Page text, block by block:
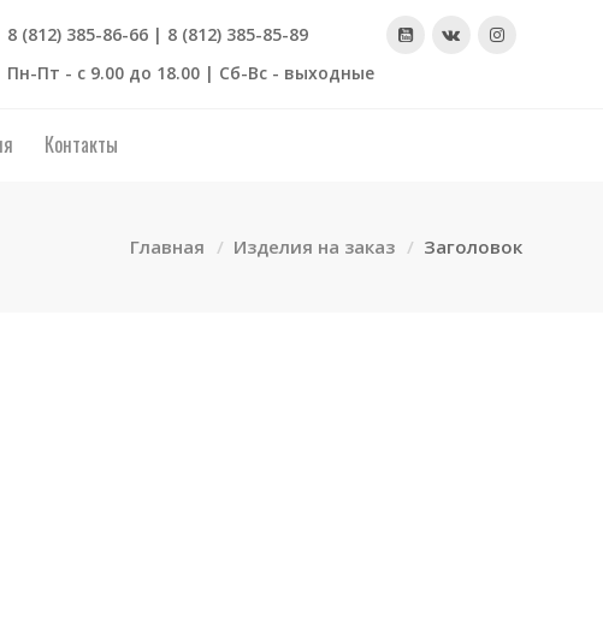
8 (812) 385-86-66 | 8 (812) 385-85-89
Пн-Пт - с 9.00 до 18.00 | Сб-Вс - выходные
Контакты
Главная Изделия на заказ Заголовок